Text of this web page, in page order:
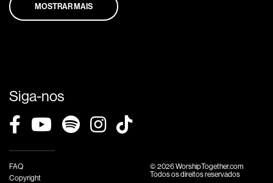
MOSTRAR MAIS
Siga-nos
FAQ
Copyright
© 2026 WorshipTogether.com
Todos os direitos reservados